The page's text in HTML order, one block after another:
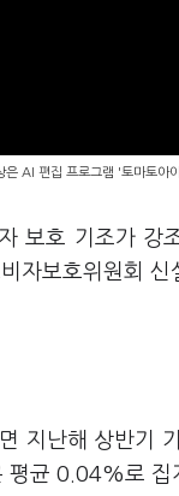
은 AI 편집 프로그램 '토마토아
보호 기조가 강
자보호위원회
지난해 상반기
균 0.04%로 집